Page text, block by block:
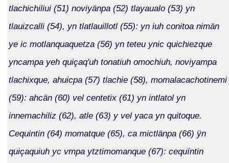
tlachichiliui (51) noviyänpa (52) tlayaualo (53) yn
tlauizcalli (54), yn tlatlauillotl (55): yn iuh conitoa nimän
ye ic motlanquaquetza (56) yn teteu ynic quichiezque
yncampa yeh quiçaq'uh tonatiuh omochiuh, noviyampa
tlachixque, ahuicpa (57) tlachie (58), momalacachotinemi
(59): ahcän (60) vel centetix (61) yn intlatol yn
innemachiliz (62), atle (63) y vel yaca yn quitoque.
Cequintin (64) momatque (65), ca mictlänpa (66) ÿn
quiçaquiuh yc vmpa ytztimomanque (67): cequïntin